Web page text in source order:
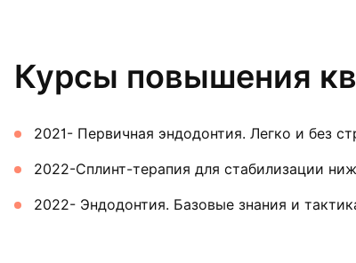
Курсы повышения
2021- Первичная эндодонтия. Легко и без
2022-Сплинт-терапия для стабилизации
2022- Эндодонтия. Базовые знания и